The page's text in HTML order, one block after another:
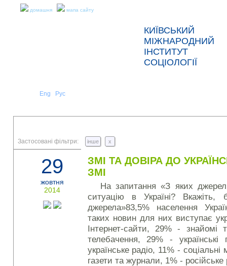
домашня мапа сайту
КИЇВСЬКИЙ
МІЖНАРОДНИЙ
ІНСТИТУТ
СОЦІОЛОГІЇ
Eng Рус
Застосовані фільтри: інше x
29
жовтня
2014
ЗМІ ТА ДОВІРА ДО
ЗМІ
На запитання «З яких
ситуацію в Україні?
джерела»83,5% населення
таких новин для них виступає
Інтернет-сайти, 29% - знайомі
телебачення, 29% -
українське радіо, 11% -
газети та журнали, 1% - російське